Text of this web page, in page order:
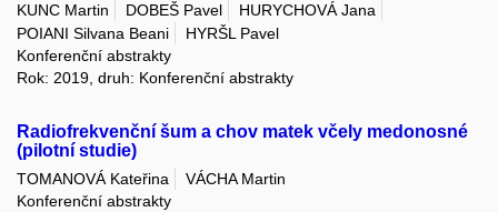
KUNC Martin DOBEŠ Pavel
HURYCHOVÁ Jana
POIANI Silvana Beani
HYRŠL Pavel
Konferenční abstrakty
Rok: 2019, druh: Konferenční abstrakty
Radiofrekvenční šum a chov matek včely medonosné
(pilotní studie)
TOMANOVÁ Kateřina
VÁCHA Martin
Konferenční abstrakty